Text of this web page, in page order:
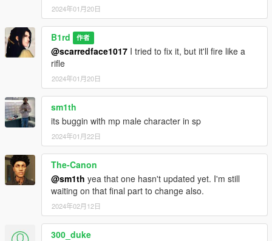
2024年01月20日
B1rd 作者
@scarredface1017 I tried to fix it, but it'll fire like a
rifle
2024年01月20日
sm1th
its buggin with mp male character in sp
2024年01月22日
The-Canon
@sm1th yea that one hasn't updated yet. I'm still
waiting on that final part to change also.
2024年02月12日
300_duke